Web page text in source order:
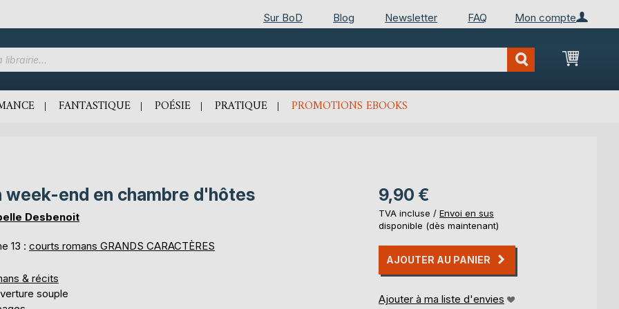
Mon compte
Sur BoD Blog Newsletter FAQ
Mon
FANTASTIQUE POÉSIE PRATIQUE PROMOTIONS EBOOKS
week-end en chambre d'hôtes
Desbenoit
13 : courts romans GRANDS CARACTÈRES
& récits
souple
9,90 €
TVA incluse / Envoi en sus
disponible (dès maintenant)
AJOUTER AU PANIER
Ajouter à ma liste d'envies